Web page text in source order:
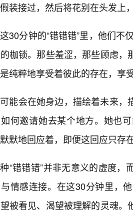
装接过，然后将花别在头发上
30分钟的“错错错”里，他们不
枷锁。那些羞涩，那些顾虑
纯粹地享受着彼此的存在，享
能会在她身边，描绘着未来，
何邀请她去某个地方。她也
默地回应着，即便这回应只存
“错错错”并非无意义的虚度
情感连接。在这30分钟里，
被看见、渴望被理解的灵魂